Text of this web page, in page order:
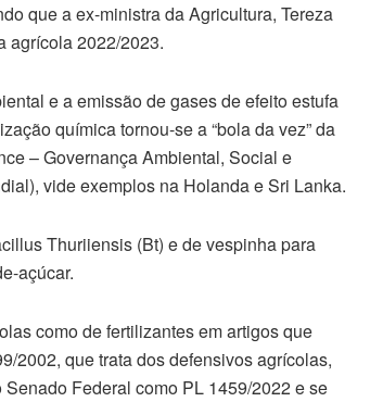
que a ex-ministra da Agricultura, Tereza
agrícola 2022/2023.
e a emissão de gases de efeito estufa
química tornou-se a “bola da vez” da
– Governança Ambiental, Social e
vide exemplos na Holanda e Sri Lanka.
Thuriiensis (Bt) e de vespinha para
açúcar.
como de fertilizantes em artigos que
2002, que trata dos defensivos agrícolas,
Federal como PL 1459/2022 e se